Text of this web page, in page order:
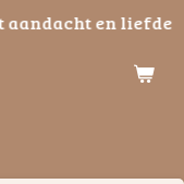
aandacht en liefde